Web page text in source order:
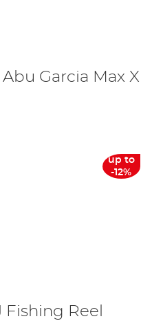
Garcia Max X
up to
-12%
Fishing Reel